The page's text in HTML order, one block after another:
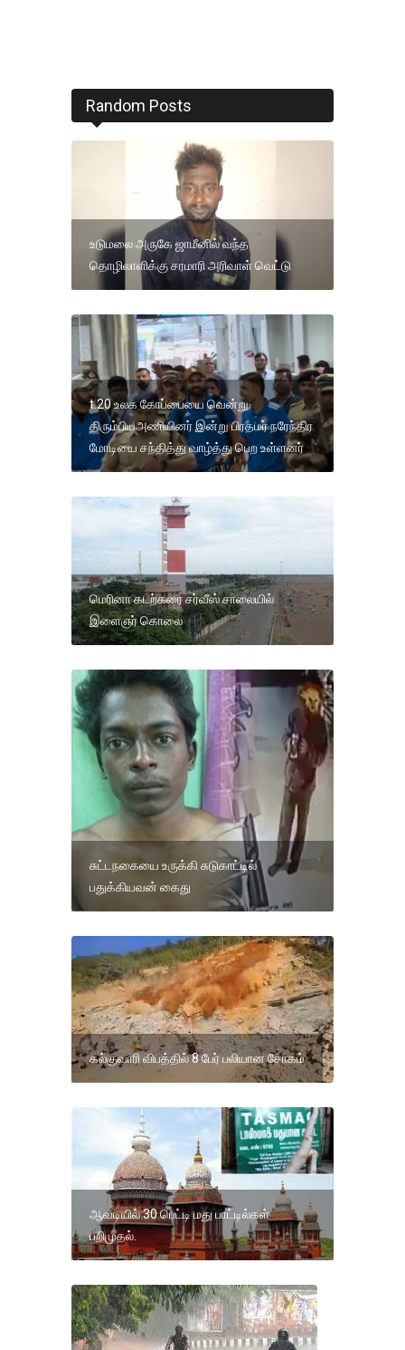
Random Posts
உடுமலை அருகே ஜாமீனில் வந்த
தொழிலாளிக்கு சரமாரி அரிவாள் வெட்டு
t.20 உலக கோப்பையை வென்று
திரும்பியஅணியினர் இன்று பிரதமர் நரேந்திர
மோடியை சந்தித்து வாழ்த்து பெற உள்ளனர்
மெரினா கடற்கரை சர்வீஸ் சாலையில்
இளைஞர் கொலை
சுட்டநகையை உருக்கி சுடுகாட்டில்
பதுக்கியவன் கைது
கல்குவாரி விபத்தில் 8 பேர் பலியான சோகம்
ஆவடியில் 30 பெட்டி மது பாட்டில்கள்
பறிமுதல்.